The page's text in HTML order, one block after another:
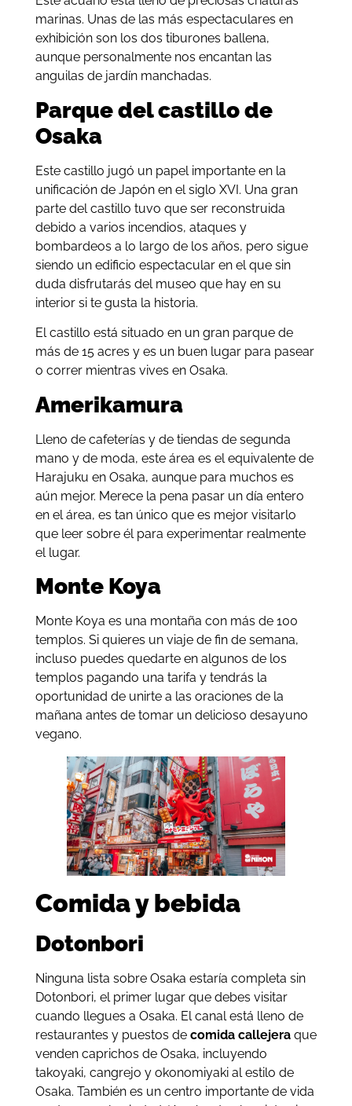
marinas. Unas de las más espectaculares en
exhibición son los dos tiburones ballena,
aunque personalmente nos encantan las
anguilas de jardín manchadas.
Parque del castillo de
Osaka
Este castillo jugó un papel importante en la
unificación de Japón en el siglo XVI. Una gran
parte del castillo tuvo que ser reconstruida
debido a varios incendios, ataques y
bombardeos a lo largo de los años, pero sigue
siendo un edificio espectacular en el que sin
duda disfrutarás del museo que hay en su
interior si te gusta la historia.
El castillo está situado en un gran parque de
más de 15 acres y es un buen lugar para pasear
o correr mientras vives en Osaka.
Amerikamura
Lleno de cafeterías y de tiendas de segunda
mano y de moda, este área es el equivalente de
Harajuku en Osaka, aunque para muchos es
aún mejor. Merece la pena pasar un día entero
en el área, es tan único que es mejor visitarlo
que leer sobre él para experimentar realmente
el lugar.
Monte Koya
Monte Koya es una montaña con más de 100
templos. Si quieres un viaje de fin de semana,
incluso puedes quedarte en algunos de los
templos pagando una tarifa y tendrás la
oportunidad de unirte a las oraciones de la
mañana antes de tomar un delicioso desayuno
vegano.
Comida y bebida
Dotonbori
Ninguna lista sobre Osaka estaría completa sin
Dotonbori, el primer lugar que debes visitar
cuando llegues a Osaka. El canal está lleno de
restaurantes y puestos de comida callejeraque
venden caprichos de Osaka, incluyendo
takoyaki, cangrejo y okonomiyaki al estilo de
Osaka. También es un centro importante de vida